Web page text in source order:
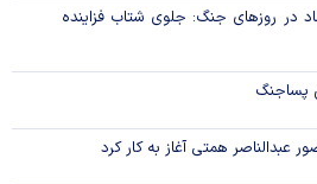
در روزهای جنگ: جلوی شتاب فزاینده
پساجنگ
عبدالناصر همتی آغاز به کار کرد